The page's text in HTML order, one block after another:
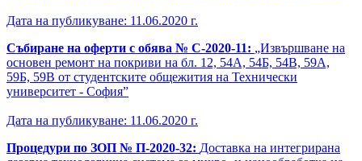
Дата на публикуване: 11.06.2020 г.
Събиране на оферти с обява № С-2020-11: „Извършване на
основен ремонт на покриви на бл. 12, 54А, 54Б, 54В, 59А,
59Б, 59В от студентските общежития на Технически
университет - София”
Дата на публикуване: 11.06.2020 г.
Процедури по ЗОП № П-2020-32: Доставка на интегрирана